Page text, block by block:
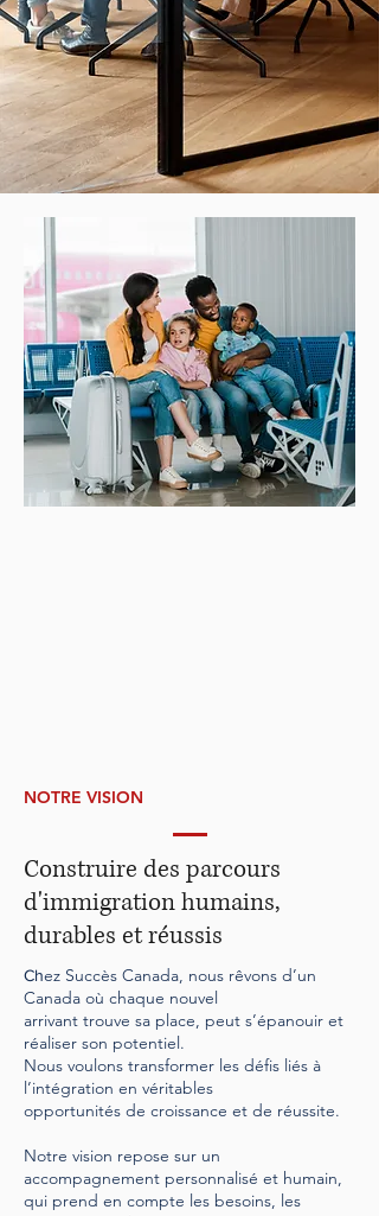
NOTRE VISION
Construire des parcours
d'immigration humains,
durables et réussis
Chez Succès Canada, nous rêvons d’un
Canada où chaque nouvel
arrivant trouve sa place, peut s’épanouir et
réaliser son potentiel.
Nous voulons transformer les défis liés à
l’intégration en véritables
opportunités de croissance et de réussite.
Notre vision repose sur un
accompagnement personnalisé et humain,
qui prend en compte les besoins, les